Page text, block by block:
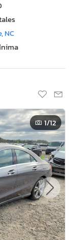
NC
1/12